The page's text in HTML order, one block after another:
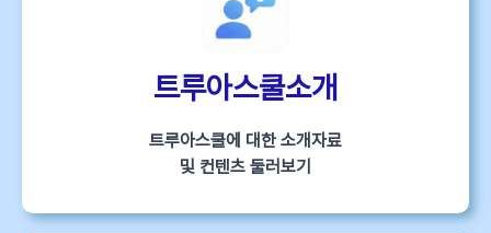
트루아스쿨소개
트루아스쿨에 대한 소개자료
및 컨텐츠 둘러보기